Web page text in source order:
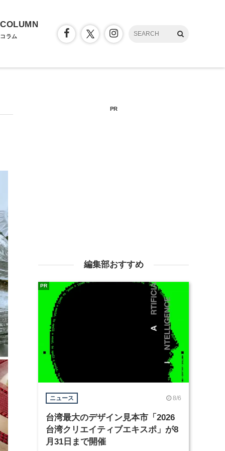
COLUMN
コラム
PR
編集部おすすめ
ニュース 8/6
台湾最大のデザイン見本市「2026
台湾クリエイティブエキスポ」が8
月31日まで開催
PR